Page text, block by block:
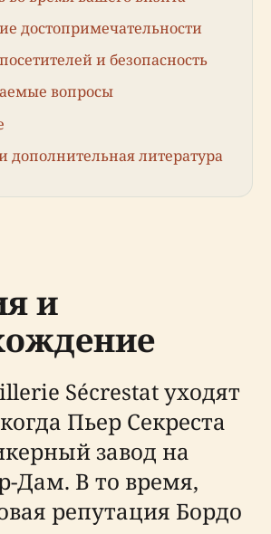
достопримечательности
и безопасность
вопросы
дополнительная литература
и
Sécrestat уходят
Пьер Секреста
завод на
Дам. В то время,
репутация Бордо